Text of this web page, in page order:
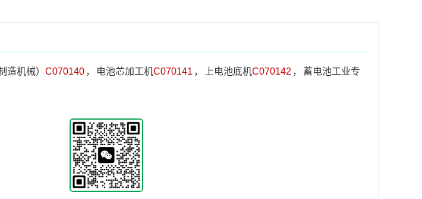
造机械） C070140 ， 电池芯加工机C070141 ， 上电池底机C070142 ，
蓄电池工业专